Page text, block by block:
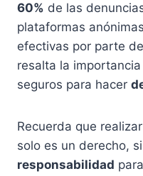
60% de las
plataformas
efectivas por parte
resalta la
seguros para hacer
Recuerda que
solo es un derecho,
responsabilidad